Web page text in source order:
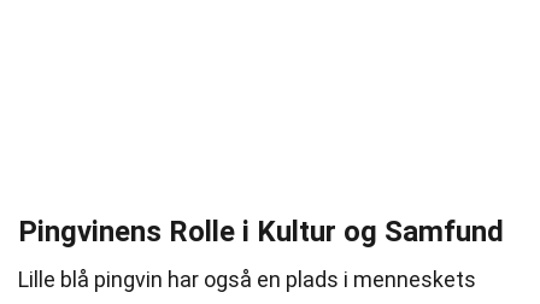
Pingvinens Rolle i Kultur og Samfund
Lille blå pingvin har også en plads i menneskets